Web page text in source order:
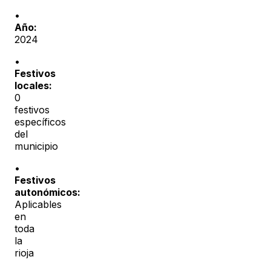
•
Año:
2024
•
Festivos
locales:
0
festivos
específicos
del
municipio
•
Festivos
autonómicos:
Aplicables
en
toda
la
rioja